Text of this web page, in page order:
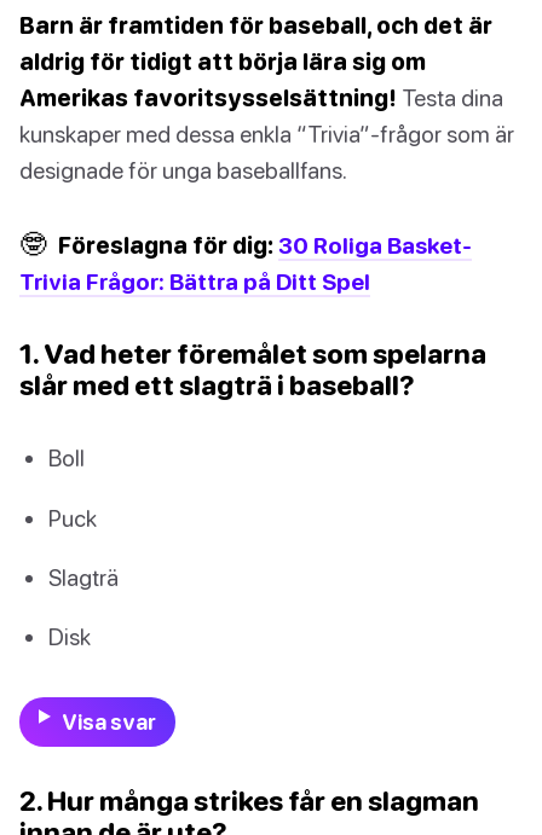
Barn är framtiden för baseball, och det är
aldrig för tidigt att börja lära sig om
Amerikas favoritsysselsättning! Testa dina
kunskaper med dessa enkla “Trivia”-frågor som är
designade för unga baseballfans.
🤓 Föreslagna för dig: 30 Roliga Basket-
Trivia Frågor: Bättra på Ditt Spel
1. Vad heter föremålet som spelarna
slår med ett slagträ i baseball?
Boll
Puck
Slagträ
Disk
Visa svar
2. Hur många strikes får en slagman